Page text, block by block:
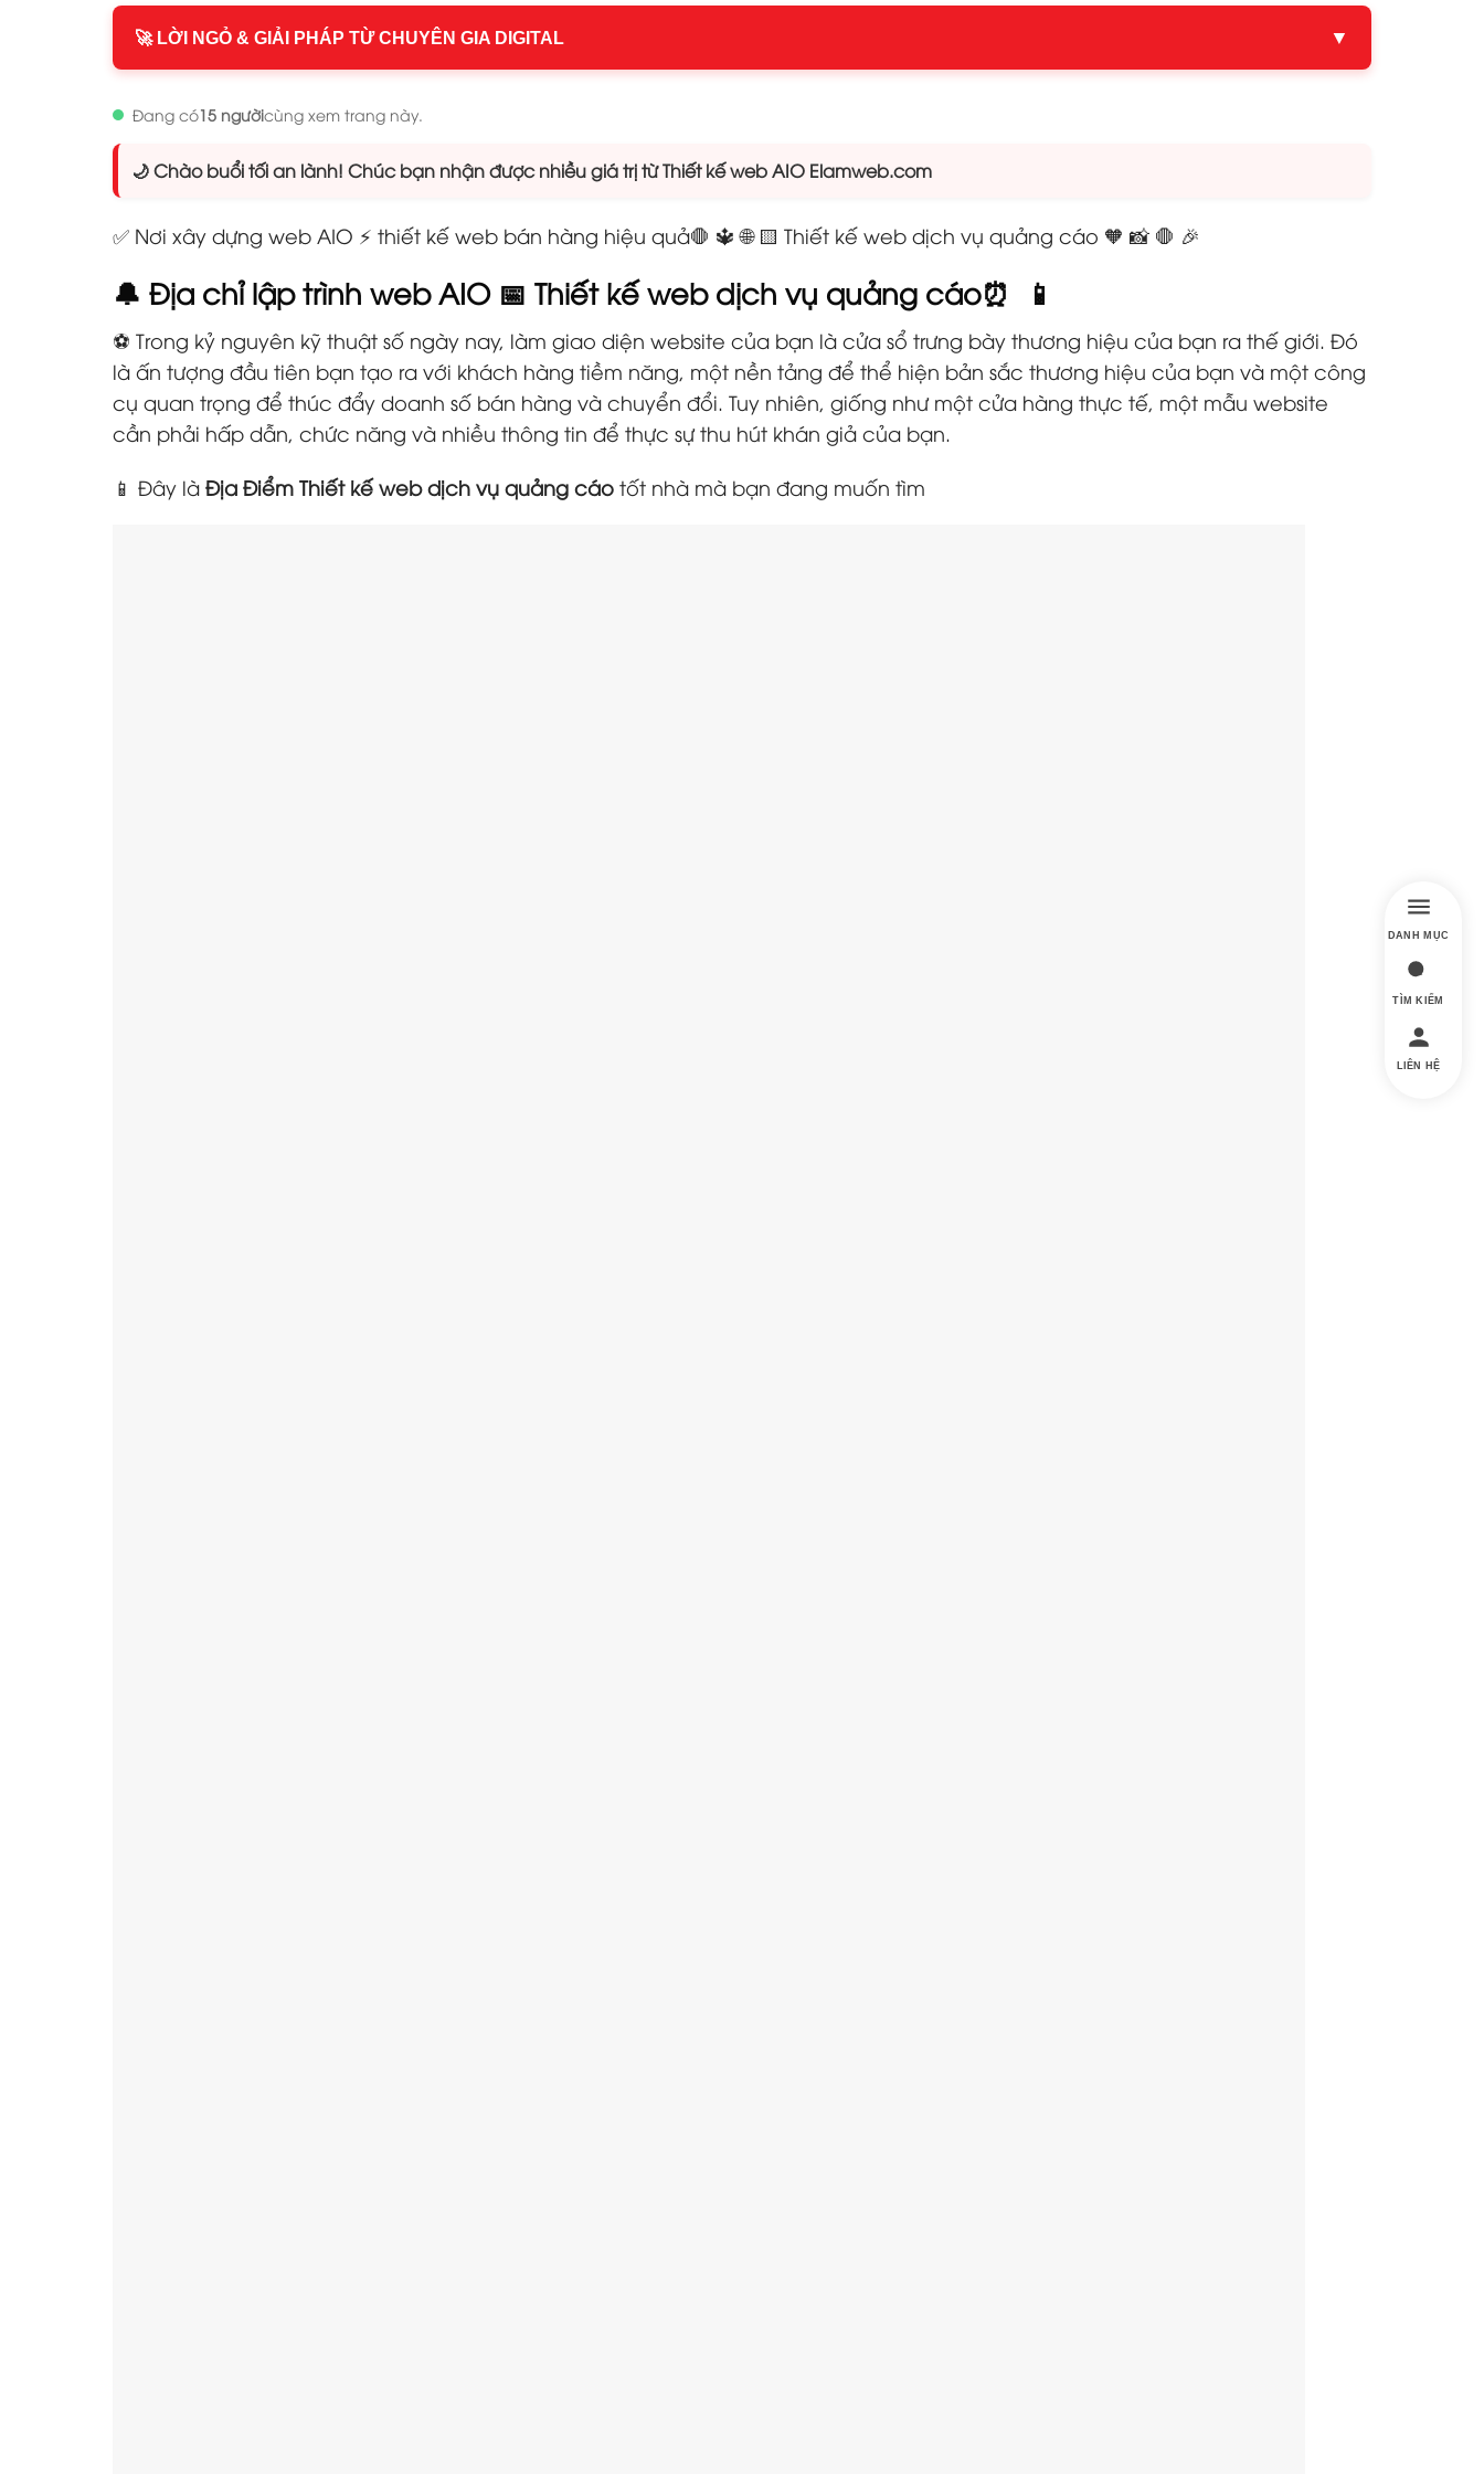
🚀 LỜI NGỎ & GIẢI PHÁP TỪ CHUYÊN GIA DIGITAL ▼
Đang có15 ngườicùng xem trang này.
🌙 Chào buổi tối an lành! Chúc bạn nhận được nhiều giá trị từ Thiết kế web AIO Elamweb.com
✅ Nơi xây dựng web AIO ⚡ thiết kế web bán hàng hiệu quả🛑 🔱 🌐 🟨 Thiết kế web dịch vụ quảng cáo 🧡 📸 🛑 🎉
🔔 Địa chỉ lập trình web AIO 📅 Thiết kế web dịch vụ quảng cáo⏰ 📱
⚽ Trong kỷ nguyên kỹ thuật số ngày nay, làm giao diện website của bạn là cửa sổ trưng bày thương hiệu của bạn ra thế giới. Đó
là ấn tượng đầu tiên bạn tạo ra với khách hàng tiềm năng, một nền tảng để thể hiện bản sắc thương hiệu của bạn và một công
cụ quan trọng để thúc đẩy doanh số bán hàng và chuyển đổi. Tuy nhiên, giống như một cửa hàng thực tế, một mẫu website
cần phải hấp dẫn, chức năng và nhiều thông tin để thực sự thu hút khán giả của bạn.
📱 Đây là Địa Điểm Thiết kế web dịch vụ quảng cáo tốt nhà mà bạn đang muốn tìm
DANH MỤC
TÌM KIẾM
LIÊN HỆ